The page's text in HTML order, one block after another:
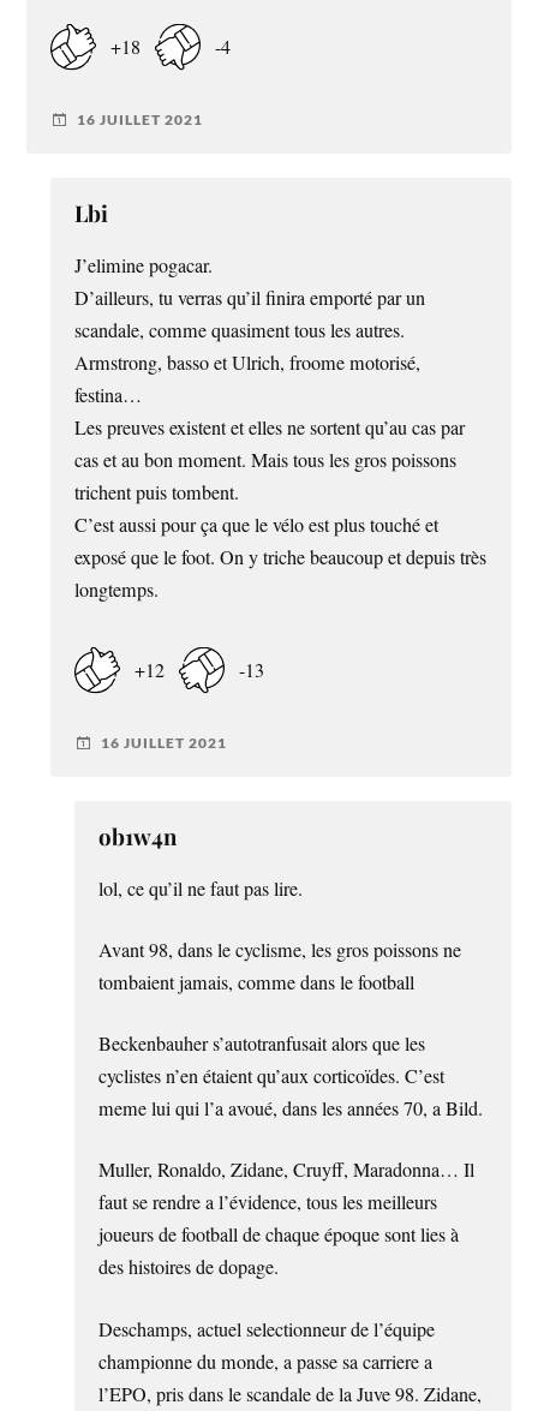
+18 -4
16 JUILLET 2021
Lbi
J’elimine pogacar.
D’ailleurs, tu verras qu’il finira emporté par un
scandale, comme quasiment tous les autres.
Armstrong, basso et Ulrich, froome motorisé,
festina…
Les preuves existent et elles ne sortent qu’au cas par
cas et au bon moment. Mais tous les gros poissons
trichent puis tombent.
C’est aussi pour ça que le vélo est plus touché et
exposé que le foot. On y triche beaucoup et depuis très
longtemps.
+12 -13
16 JUILLET 2021
ob1w4n
lol, ce qu’il ne faut pas lire.
Avant 98, dans le cyclisme, les gros poissons ne
tombaient jamais, comme dans le football
Beckenbauher s’autotranfusait alors que les
cyclistes n’en étaient qu’aux corticoïdes. C’est
meme lui qui l’a avoué, dans les années 70, a Bild.
Muller, Ronaldo, Zidane, Cruyff, Maradonna… Il
faut se rendre a l’évidence, tous les meilleurs
joueurs de football de chaque époque sont lies à
des histoires de dopage.
Deschamps, actuel selectionneur de l’équipe
championne du monde, a passe sa carriere a
l’EPO, pris dans le scandale de la Juve 98. Zidane,